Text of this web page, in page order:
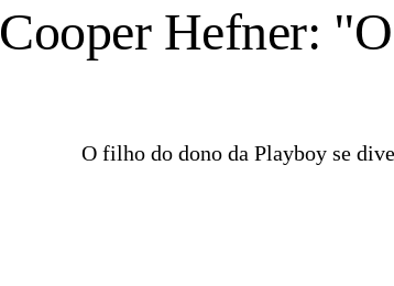
Cooper Hefner:
O filho do dono da Playboy se